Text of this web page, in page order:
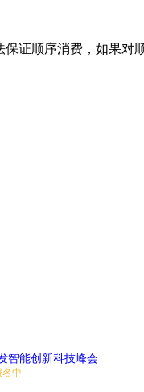
证顺序消费，如果对
智能创新科技峰会
名中